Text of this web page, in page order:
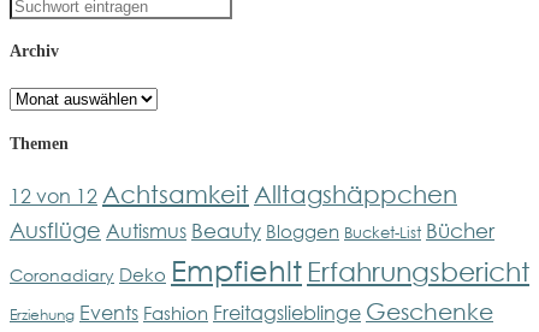
Archiv
Archiv
Themen
12 von 12 Achtsamkeit Alltagshäppchen
Ausflüge Autismus Beauty Bloggen Bucket-List Bücher
Coronadiary Deko Empfiehlt Erfahrungsbericht
Erziehung Events Fashion Freitagslieblinge Geschenke